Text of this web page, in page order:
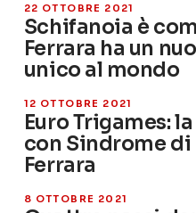
22 OTTOBRE 2021
Schifanoia è
Ferrara ha un
unico al mondo
12 OTTOBRE 2021
Euro Trigames:
con Sindrome
Ferrara
8 OTTOBRE 2021